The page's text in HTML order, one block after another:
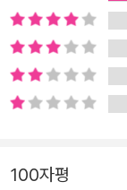
100자평